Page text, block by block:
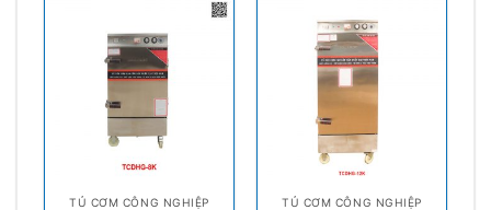
TỦ CƠM CÔNG NGHIỆP TỦ CƠM CÔNG NGHIỆP